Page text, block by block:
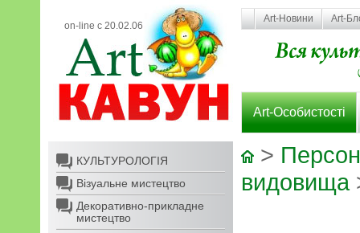
on-line с 20.02.06
Art-Новини Art-
Art-Особистості
КУЛЬТУРОЛОГІЯ
Візуальне мистецтво
Декоративно-прикладне
мистецтво
>
видовища